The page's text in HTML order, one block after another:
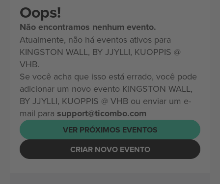
Oops!
Não encontramos nenhum evento.
Atualmente, não há eventos ativos para
KINGSTON WALL, BY JJYLLI, KUOPPIS @
VHB.
Se você acha que isso está errado, você pode
adicionar um novo evento KINGSTON WALL,
BY JJYLLI, KUOPPIS @ VHB ou enviar um e-
mail para support@ticombo.com
VER PRÓXIMOS EVENTOS
CRIAR NOVO EVENTO